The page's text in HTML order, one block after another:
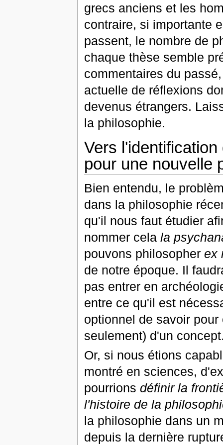
grecs anciens et les
contraire, si importante
passent, le nombre de
chaque thèse semble
commentaires du
actuelle de réflexions
devenus étrangers.
la philosophie.
Vers
pour une nouvelle
Bien entendu, le
dans la philosophie
qu'il nous faut étudier
nommer cela la
pouvons philosopher ex
de notre époque. Il
pas entrer en
entre ce qu'il est
optionnel de savoir
seulement) d'un
Or, si nous étions
montré en sciences,
pourrions définir la
l'histoire de la
la philosophie dans un
depuis la dernière